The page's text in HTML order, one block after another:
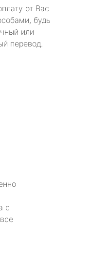
от Вас
будь
или
перевод.
с